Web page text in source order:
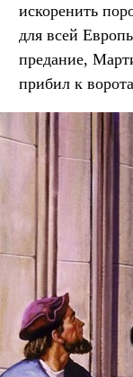
искоренить
для всей
предание,
прибил к